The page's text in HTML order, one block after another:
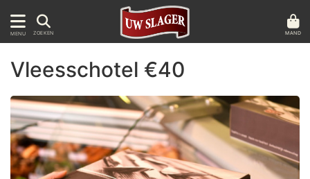
MENU ZOEKEN MAND
Vleesschotel €40